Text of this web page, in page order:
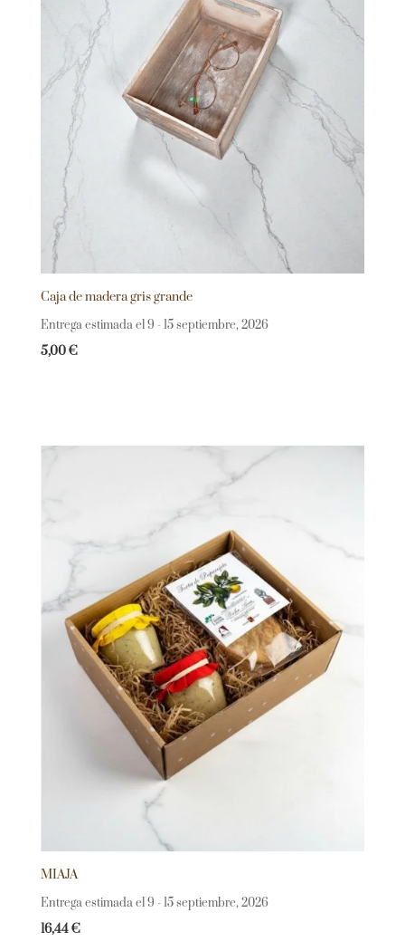
Caja de madera gris grande
Entrega estimada el 9 - 15 septiembre, 2026
5,00€
MIAJA
Entrega estimada el 9 - 15 septiembre, 2026
16,44€